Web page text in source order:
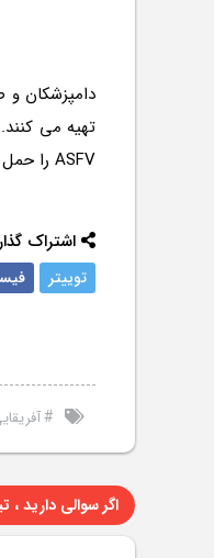
دامپزشکان و
ASFV را حمل کنند ، و ادارات دامپزشکی ایالتی نظارت بر نظارت را به عنوان بخشی از آزمایش های معمول آغاز کرده اند.
اشتراک
توییتر
#
اگر سوالی دارید